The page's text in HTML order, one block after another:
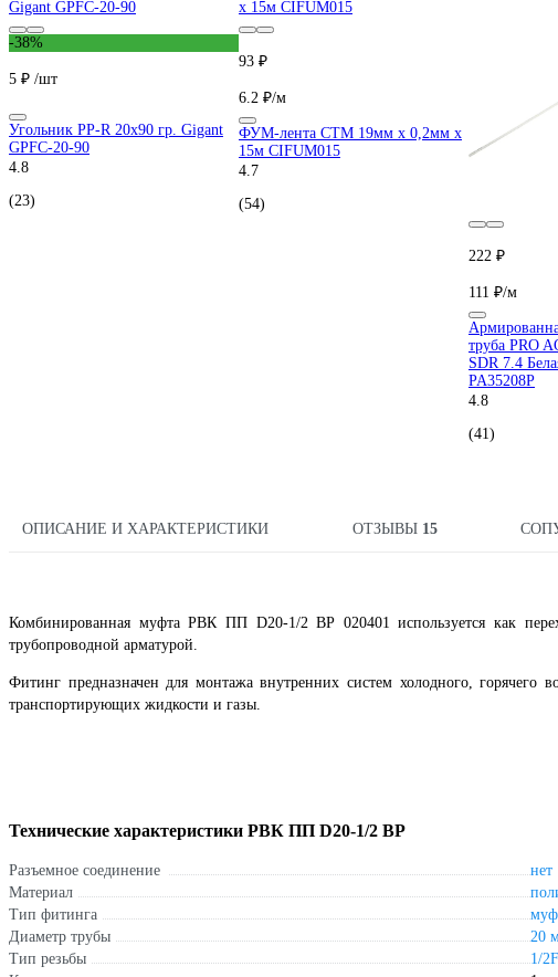
-38%
5 ₽ /шт
Угольник PP-R 20x90 гр. Gigant
GPFC-20-90
4.8
(23)
93 ₽
6.2 ₽/м
ФУМ-лента СТМ 19мм х 0,2мм х
15м CIFUM015
4.7
(54)
222 ₽
111 ₽/м
труба PRO
SDR 7.4
PA35208P
4.8
(41)
ОПИСАНИЕ И ХАРАКТЕРИСТИКИ ОТЗЫВЫ 15
Комбинированная муфта РВК ПП D20-1/2 ВР 020401 используется как
трубопроводной арматурой.
Фитинг предназначен для монтажа внутренних систем холодного, горячего
транспортирующих жидкости и газы.
Технические характеристики РВК ПП D20-1/2 ВР
Разъемное соединение
нет
Материал
Тип фитинга
Диаметр трубы
20
Тип резьбы
1/2F